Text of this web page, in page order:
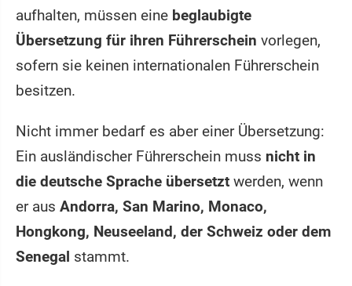
aufhalten, müssen eine beglaubigte
Übersetzung für ihren Führerschein vorlegen,
sofern sie keinen internationalen Führerschein
besitzen.
Nicht immer bedarf es aber einer Übersetzung:
Ein ausländischer Führerschein muss nicht in
die deutsche Sprache übersetzt werden, wenn
er aus Andorra, San Marino, Monaco,
Hongkong, Neuseeland, der Schweiz oder dem
Senegal stammt.